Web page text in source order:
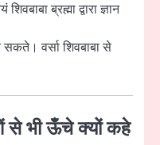
शिवबाबाब्रह्मा द्वारा ज्ञान
सकते। वर्सा शिवबाबा से
से भी ऊँचे क्यों कहे